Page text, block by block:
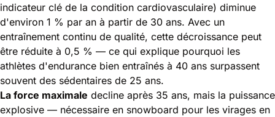
indicateur clé de la condition cardiovasculaire) diminue
d'environ 1 % par an à partir de 30 ans. Avec un
entraînement continu de qualité, cette décroissance peut
être réduite à 0,5 % — ce qui explique pourquoi les
athlètes d'endurance bien entraînés à 40 ans surpassent
souvent des sédentaires de 25 ans.
La force maximale decline après 35 ans, mais la puissance
explosive — nécessaire en snowboard pour les virages en